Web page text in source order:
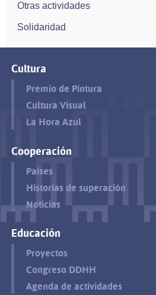
Otras actividades
Solidaridad
Cultura
Premio de Pintura
Cultura Visual
La Hora Azul
Cooperación
Países
Historias de superación
Noticias
Educación
Proyectos
Congreso DDHH
Agenda de actividades